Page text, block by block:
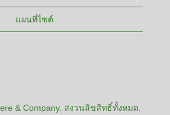
แผนที่ไซต์
& Company. สงวนลิขสิทธิ์ทั้งหมด.